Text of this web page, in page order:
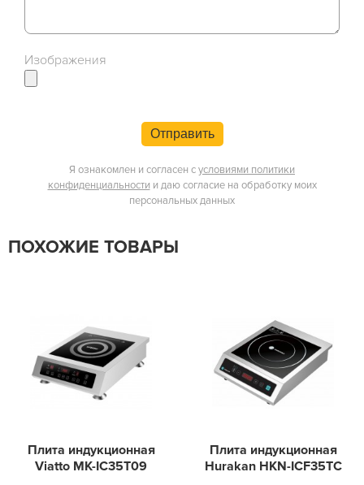
Изображения
Отправить
Я ознакомлен и согласен сусловиями политики
конфиденциальности и даю согласие на обработку моих
персональных данных
ПОХОЖИЕ ТОВАРЫ
Плита индукционная
Viatto MK-IC35T09
Плита индукционная
Hurakan HKN-ICF35TC